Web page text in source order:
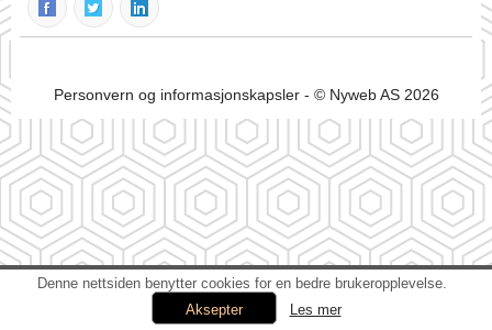
Personvern og informasjonskapsler- © Nyweb AS 2026
Denne nettsiden benytter cookies for en bedre brukeropplevelse.
Les mer